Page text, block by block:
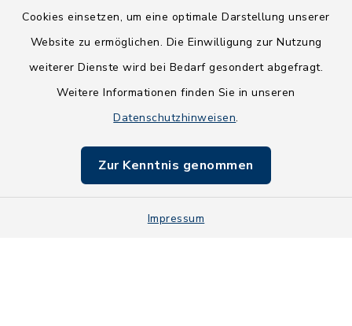
Cookies einsetzen, um eine optimale Darstellung unserer
Website zu ermöglichen. Die Einwilligung zur Nutzung
weiterer Dienste wird bei Bedarf gesondert abgefragt.
Weitere Informationen finden Sie in unseren
Datenschutzhinweisen.
Zur Kenntnis genommen
Impressum
Barrierefreiheit
Impressum
Sitemap